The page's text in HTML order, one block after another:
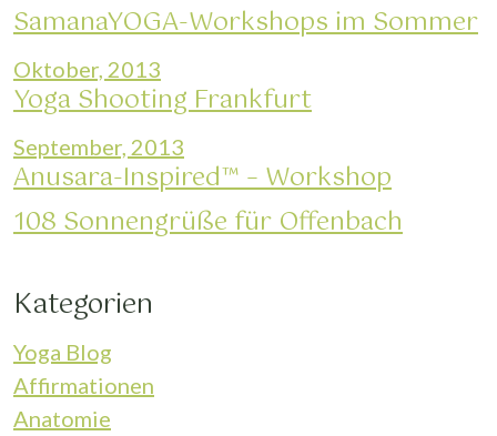
SamanaYOGA-Workshops im Sommer
Oktober, 2013
Yoga Shooting Frankfurt
September, 2013
Anusara-Inspired™ – Workshop
108 Sonnengrüße für Offenbach
Kategorien
Yoga Blog
Affirmationen
Anatomie